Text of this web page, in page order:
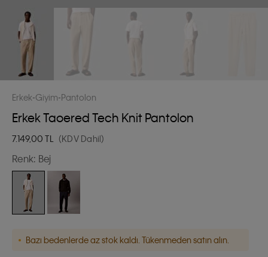
Erkek Giyim Pantolon
Erkek Taoered Tech Knit Pantolon
7.149,00 TL (KDV Dahil)
Renk: Bej
Bazı bedenlerde az stok kaldı. Tükenmeden satın alın.